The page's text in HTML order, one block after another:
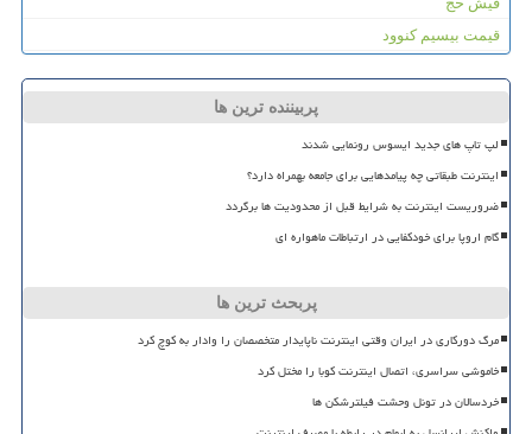
قیمت بیسیم کنوود
پربیننده ترین ها
لپ تاپ های جدید ایسوس رونمایی شدند
اینترنت طبقاتی چه پیامدهایی برای جامعه بهمراه دارد؟
ضروریست اینترنت به شرایط قبل از محدودیت ها برگردد
گام اروپا برای خودکفایی در ارتباطات ماهواره ای
پربحث ترین ها
مرگ دورکاری در ایران وقتی اینترنت ناپایدار متخصصان را وادار به کوچ کرد
خاموشی سراسری، اتصال اینترنت کوبا را مختل کرد
خردسالان در تونل وحشت فیلترشکن ها